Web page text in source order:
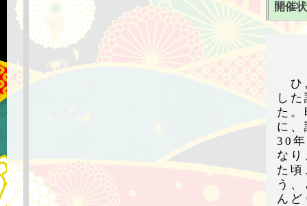
開催
ひ
し
た
に
30
な
た
う
ん